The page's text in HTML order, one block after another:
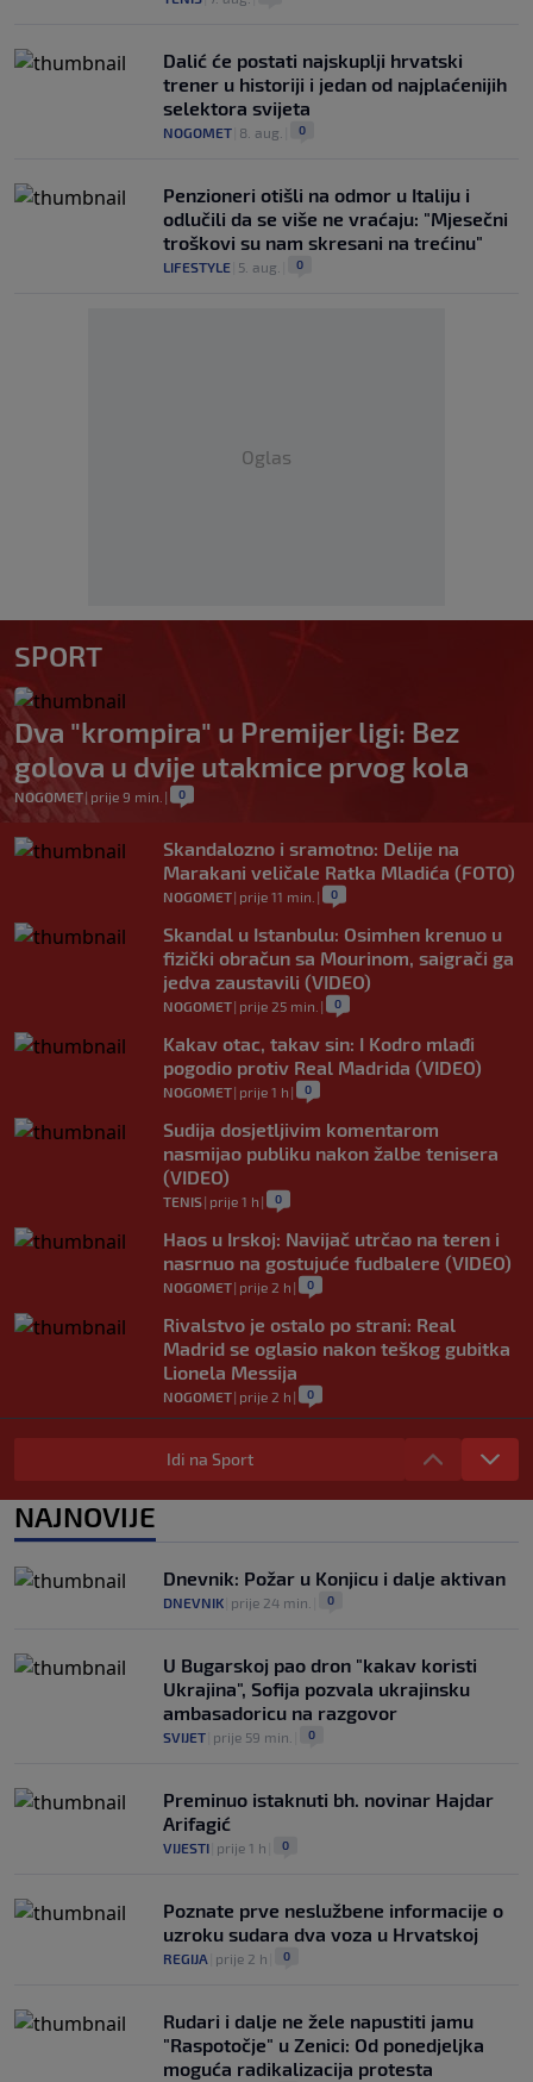
Dalić će postati najskuplji hrvatski
trener u historiji i jedan od najplaćenijih
selektora svijeta
NOGOMET 8. aug. 0
Penzioneri otišli na odmor u Italiju i
odlučili da se više ne vraćaju: "Mjesečni
troškovi su nam skresani na trećinu"
LIFESTYLE 5. aug. 0
Oglas
SPORT
Dva "krompira" u Premijer ligi: Bez
golova u dvije utakmice prvog kola
NOGOMET| prije 9 min. | 0
Skandalozno i sramotno: Delije na
Marakani veličale Ratka Mladića (FOTO)
NOGOMET| prije 11 min. | 0
Skandal u Istanbulu: Osimhen krenuo u
fizički obračun sa Mourinom, saigrači ga
jedva zaustavili (VIDEO)
NOGOMET| prije 25 min. | 0
Kakav otac, takav sin: I Kodro mlađi
pogodio protiv Real Madrida (VIDEO)
NOGOMET| prije 1 h | 0
Sudija dosjetljivim komentarom
nasmijao publiku nakon žalbe tenisera
(VIDEO)
TENIS| prije 1 h | 0
Haos u Irskoj: Navijač utrčao na teren i
nasrnuo na gostujuće fudbalere (VIDEO)
NOGOMET| prije 2 h | 0
Rivalstvo je ostalo po strani: Real
Madrid se oglasio nakon teškog gubitka
Lionela Messija
NOGOMET| prije 2 h | 0
WNBA igračice odgovorile Kanteru
nakon provokacije: "Nećemo biti politički
0
FIFA-e je vaš novac", danas se suočava s
najvećom krizom
| prije 3 h 0
Idi na Sport
NAJNOVIJE
Dnevnik: Požar u Konjicu i dalje aktivan
DNEVNIK prije 24 min. 0
U Bugarskoj pao dron "kakav koristi
Ukrajina", Sofija pozvala ukrajinsku
ambasadoricu na razgovor
SVIJET prije 59 min. 0
Preminuo istaknuti bh. novinar Hajdar
Arifagić
VIJESTI prije 1 h 0
Poznate prve neslužbene informacije o
uzroku sudara dva voza u Hrvatskoj
REGIJA prije 2 h 0
Rudari i dalje ne žele napustiti jamu
"Raspotočje" u Zenici: Od ponedjeljka
moguća radikalizacija protesta